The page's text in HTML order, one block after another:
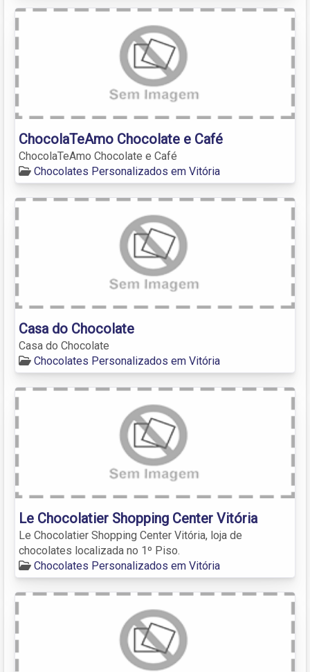
ChocolaTeAmo Chocolate e Café
ChocolaTeAmo Chocolate e Café
Chocolates Personalizados em Vitória
Casa do Chocolate
Casa do Chocolate
Chocolates Personalizados em Vitória
Le Chocolatier Shopping Center Vitória
Le Chocolatier Shopping Center Vitória, loja de
chocolates localizada no 1º Piso.
Chocolates Personalizados em Vitória